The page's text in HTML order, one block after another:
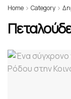
Home Category